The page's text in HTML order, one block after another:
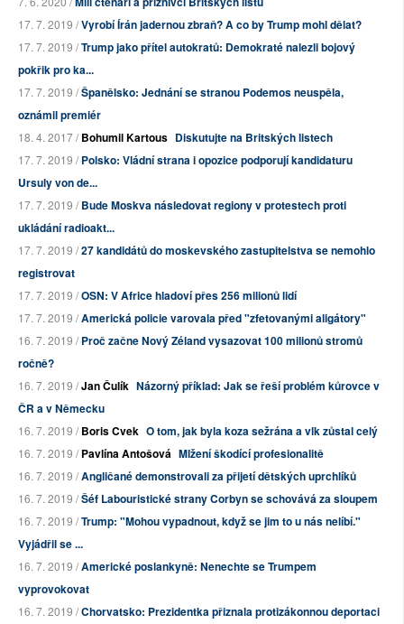
17. 7. 2019 /Vyrobí Írán jadernou zbraň? A co by Trump mohl dělat?
17. 7. 2019 /Trump jako přítel autokratů: Demokraté nalezli bojový
pokřik pro ka...
17. 7. 2019 /Španělsko: Jednání se stranou Podemos neuspěla,
oznámil premiér
18. 4. 2017 /Bohumil Kartous Diskutujte na Britských listech
17. 7. 2019 /Polsko: Vládní strana i opozice podporují kandidaturu
Ursuly von de...
17. 7. 2019 /Bude Moskva následovat regiony v protestech proti
ukládání radioakt...
17. 7. 2019 /27 kandidátů do moskevského zastupitelstva se nemohlo
registrovat
17. 7. 2019 /OSN: V Africe hladoví přes 256 milionů lidí
17. 7. 2019 /Americká policie varovala před "zfetovanými aligátory"
16. 7. 2019 /Proč začne Nový Zéland vysazovat 100 milionů stromů
ročně?
16. 7. 2019 /Jan Čulík Názorný příklad: Jak se řeší problém kůrovce v
ČR a v Německu
16. 7. 2019 /Boris Cvek O tom, jak byla koza sežrána a vlk zůstal celý
16. 7. 2019 /Pavlína Antošová Mlžení škodící profesionalitě
16. 7. 2019 /Angličané demonstrovali za přijetí dětských uprchlíků
16. 7. 2019 /Šéf Labouristické strany Corbyn se schovává za sloupem
16. 7. 2019 /Trump: "Mohou vypadnout, když se jim to u nás nelíbí."
Vyjádřil se ...
16. 7. 2019 /Americké poslankyně: Nenechte se Trumpem
vyprovokovat
16. 7. 2019 /Chorvatsko: Prezidentka přiznala protizákonnou deportaci